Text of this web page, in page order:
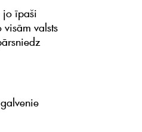
jo īpaši
valsts